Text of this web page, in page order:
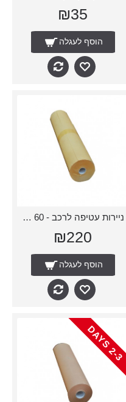
₪35
הוסף לעגלה
ניירות עטיפה לרכב - 60 ס״מ
₪220
הוסף לעגלה
2
-
3
D
A
Y
S